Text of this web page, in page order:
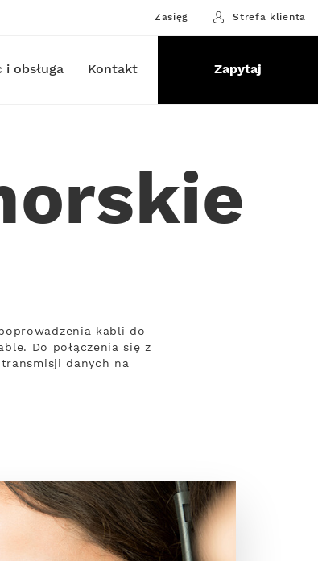
Zasięg Strefa klienta
i obsługa Kontakt Zapytaj
kabli do
Do połączenia się z
danych na